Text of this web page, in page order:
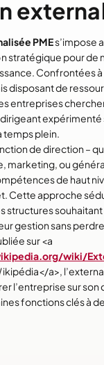
PMEs’impose
stratégique pour de
Confrontées
disposant de
entreprises
dirigeant
temps plein.
de direction –
marketing, ou
de haut
Cette approche
structures souhaitant
gestion sans
sur <a
wiki/
a>,
l’entreprise sur
fonctions clés à